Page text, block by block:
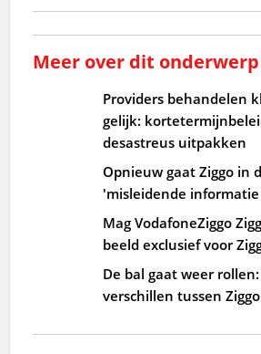
Meer over dit onderwerp
Providers behandelen
gelijk:
desastreus uitpakken
Opnieuw gaat Ziggo in
'misleidende
Mag VodafoneZiggo
beeld exclusief voor
De bal gaat weer
verschillen tussen